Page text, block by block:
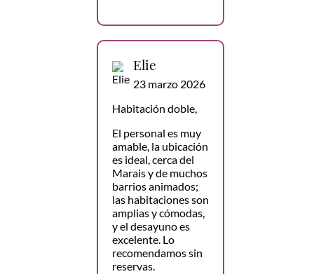
Elie
23 marzo 2026
Habitación doble,
El personal es muy
amable, la ubicación
es ideal, cerca del
Marais y de muchos
barrios animados;
las habitaciones son
amplias y cómodas,
y el desayuno es
excelente. Lo
recomendamos sin
reservas.